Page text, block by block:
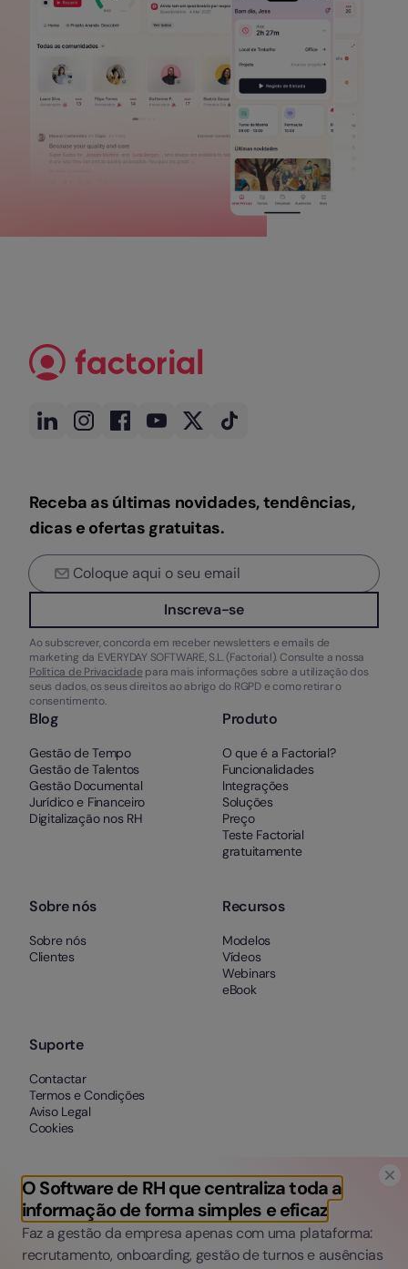
O Software de RH que centraliza toda a
informação de forma simples e eficaz
Faz a gestão da empresa apenas com uma plataforma:
recrutamento, onboarding, gestão de turnos e ausências
Receba as últimas novidades, tendências,
dicas e ofertas gratuitas.
Inscreva-se
Ao subscrever, concorda em receber newsletters e emails de
marketing da EVERYDAY SOFTWARE, S.L. (Factorial). Consulte a nossa
Política de Privacidade para mais informações sobre a utilização dos
seus dados, os seus direitos ao abrigo do RGPD e como retirar o
consentimento.
Blog
Gestão de Tempo
Gestão de Talentos
Gestão Documental
Jurídico e Financeiro
Digitalização nos RH
Produto
O que é a Factorial?
Funcionalidades
Integrações
Soluções
Preço
Teste Factorial
gratuitamente
Sobre nós
Sobre nós
Clientes
Recursos
Modelos
Vídeos
Webinars
eBook
Suporte
Contactar
Termos e Condições
Aviso Legal
Cookies